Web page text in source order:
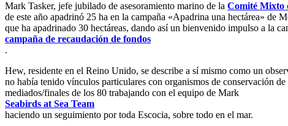
Mark Tasker, jefe jubilado de asesoramiento marino de la Comité Mixto
de este año apadrinó 25 ha en la campaña «Apadrina una hectárea» de
que ha apadrinado 30 hectáreas, dando así un bienvenido impulso a la
campaña de recaudación de fondos
.
Hew, residente en el Reino Unido, se describe a sí mismo como un
no había tenido vínculos particulares con organismos de conservación
mediados/finales de los 80 trabajando con el equipo de Mark
Seabirds at Sea Team
haciendo un seguimiento por toda Escocia, sobre todo en el mar.